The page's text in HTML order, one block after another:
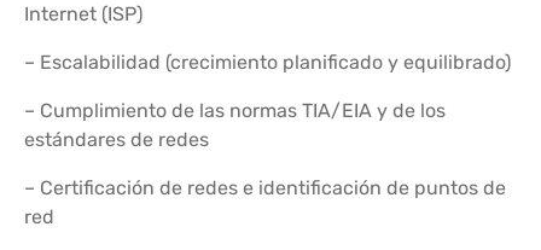
Internet (ISP)
– Escalabilidad (crecimiento planificado y equilibrado)
– Cumplimiento de las normas TIA/EIA y de los
estándares de redes
– Certificación de redes e identificación de puntos de
red